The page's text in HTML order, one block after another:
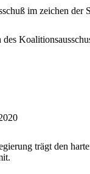
im zeichen der
trägt den